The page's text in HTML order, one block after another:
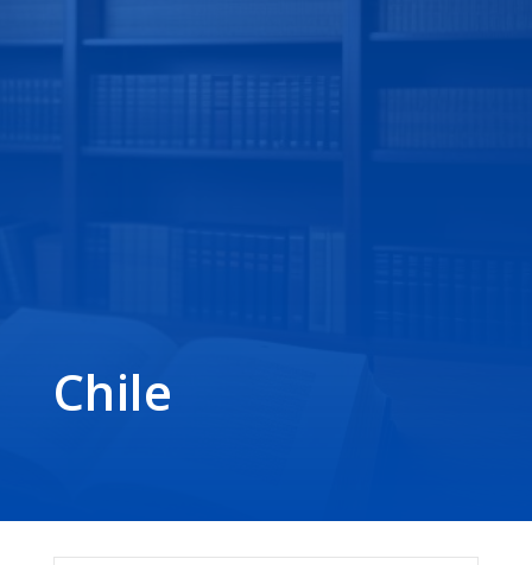
Chile